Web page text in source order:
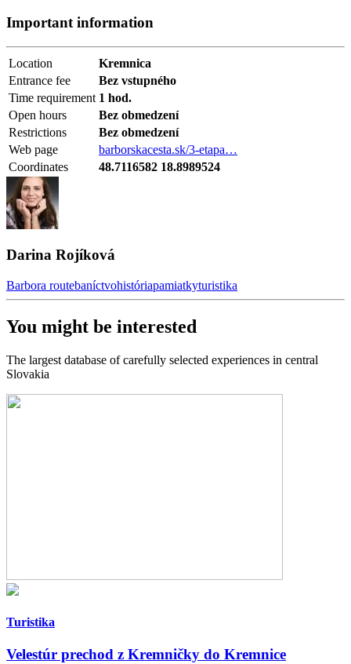
Important information
Location
Kremnica
Entrance fee
Bez vstupného
Time requirement 1 hod.
Open hours
Bez obmedzení
Restrictions
Bez obmedzení
Web page
barborskacesta.sk/3-etapa…
Coordinates
48.7116582 18.8989524
Darina Rojíková
Barbora routebaníctvohistóriapamiatkyturistika
You might be interested
The largest database of carefully selected experiences in central
Slovakia
Turistika
Velestúr prechod z Kremničky do Kremnice